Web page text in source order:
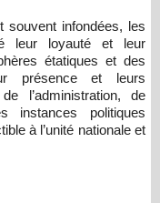
souvent infondées, les
leur loyauté et leur
étatiques et des
présence et leurs
l’administration, de
instances politiques
à l’unité nationale et